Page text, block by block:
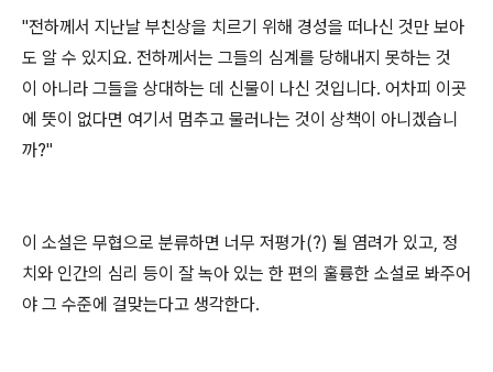
"전하께서 지난날 부친상을 치르기 위해 경성을 떠나신 것만 보아
도 알 수 있지요. 전하께서는 그들의 심계를 당해내지 못하는 것
이 아니라 그들을 상대하는 데 신물이 나신 것입니다. 어차피 이곳
에 뜻이 없다면 여기서 멈추고 물러나는 것이 상책이 아니겠습니
까?"
이 소설은 무협으로 분류하면 너무 저평가(?) 될 염려가 있고, 정
치와 인간의 심리 등이 잘 녹아 있는 한 편의 훌륭한 소설로 봐주어
야 그 수준에 걸맞는다고 생각한다.